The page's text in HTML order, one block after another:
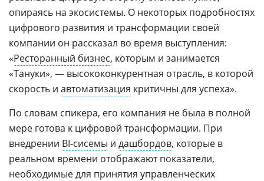
опираясь на экосистемы. О некоторых подробностях
цифрового развития и трансформации своей
компании он рассказал во время выступления:
«Ресторанный бизнес, которым и занимается
«Тануки», — высококонкурентная отрасль, в которой
скорость и автоматизация критичны для успеха».
По словам спикера, его компания не была в полной
мере готова к цифровой трансформации. При
внедрении BI-сисемы и дашбордов, которые в
реальном времени отображают показатели,
необходимые для принятия управленческих